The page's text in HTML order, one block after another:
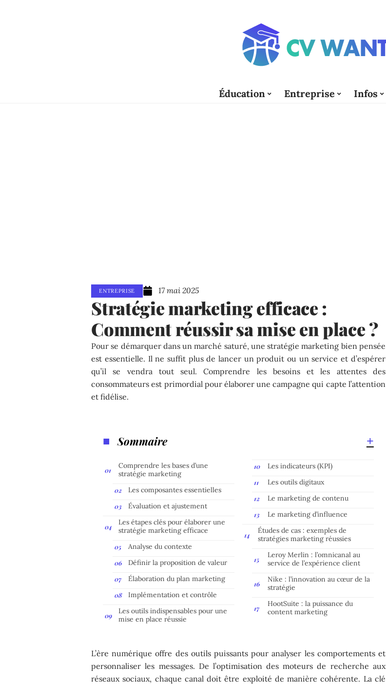
Éducation Entreprise Infos
ENTREPRISE 17 mai 2025
Stratégie marketing efficace :
Comment réussir sa mise en place ?
Pour se démarquer dans un marché saturé, une stratégie marketing bien pensée
est essentielle. Il ne suffit plus de lancer un produit ou un service et d’espérer
qu’il se vendra tout seul. Comprendre les besoins et les attentes des
consommateurs est primordial pour élaborer une campagne qui capte l’attention
et fidélise.
Sommaire
Comprendre les bases d’une
stratégie marketing
Les composantes essentielles
Évaluation et ajustement
Les étapes clés pour élaborer une
stratégie marketing efficace
Analyse du contexte
Définir la proposition de valeur
Élaboration du plan marketing
Implémentation et contrôle
Les outils indispensables pour une
mise en place réussie
Les indicateurs (KPI)
Les outils digitaux
Le marketing de contenu
Le marketing d’influence
Études de cas : exemples de
stratégies marketing réussies
Leroy Merlin : l’omnicanal au
service de l’expérience client
Nike : l’innovation au cœur de la
stratégie
HootSuite : la puissance du
content marketing
L’ère numérique offre des outils puissants pour analyser les comportements et
personnaliser les messages. De l’optimisation des moteurs de recherche aux
réseaux sociaux, chaque canal doit être exploité de manière cohérente. La clé